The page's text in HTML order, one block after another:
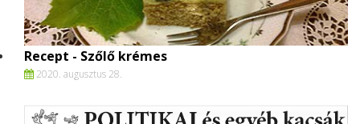
Recept - Szőlő krémes
2020. augusztus 28.